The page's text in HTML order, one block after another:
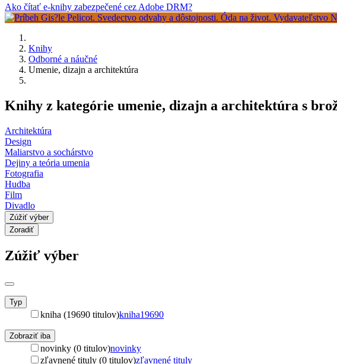
Ako čítať e-knihy zabezpečené cez Adobe DRM?
Knihy
Odborné a náučné
Umenie, dizajn a architektúra
Knihy z kategórie umenie, dizajn a architektúra s
Architektúra
Design
Maliarstvo a sochárstvo
Dejiny a teória umenia
Fotografia
Hudba
Film
Divadlo
Zúžiť výber
Zoradiť
Zúžiť výber
Typ
kniha (19690 titulov)kniha19690
Zobraziť iba
novinky (0 titulov)novinky
zľavnené tituly (0 titulov)zľavnené tituly